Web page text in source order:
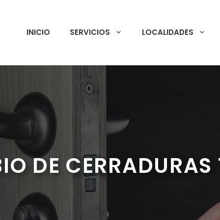
INICIO SERVICIOS LOCALIDADES
DE CERRADURAS